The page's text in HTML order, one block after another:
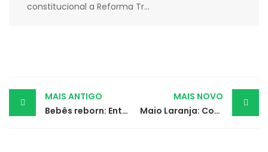
constitucional a Reforma Tr...
Post
navigation
MAIS ANTIGO
Bebês reborn: Entre o consolo emocional e os limites da realidade
MAIS NOVO
Maio Laranja: Contra o abuso infantil e pelo Direito de ser criança